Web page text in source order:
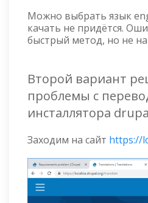
Можно выбрать язык
качать не придётся.
быстрый метод, но не
Второй вариант
проблемы с
инсталлятора
Заходим на сайт https://